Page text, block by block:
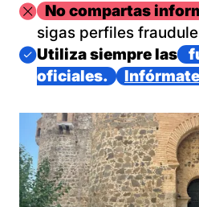
ImagenNo compartas
sigas perfiles
Imagen
Utiliza siempre las
oficiales.